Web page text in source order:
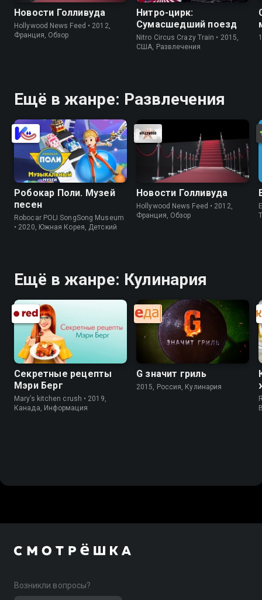
Новости Голливуда
Hollywood News Feed • 2012,
Франция, Обзор
Нитро-цирк:
Сумасшедший поезд
Nitro Circus Crazy Train • 2015,
США, Развлечения
Ещё в жанре: Развлечения
Робокар Поли. Музей
песен
Robocar POLI SongSong Museum
• 2020, Южная Корея, Детский
Новости Голливуда
Hollywood News Feed • 2012,
Франция, Обзор
Ещё в жанре: Кулинария
Секретные рецепты
Мэри Берг
Mary’s kitchen crush • 2019,
Канада, Информация
G значит гриль
2015, Россия, Кулинария
Возникли вопросы?